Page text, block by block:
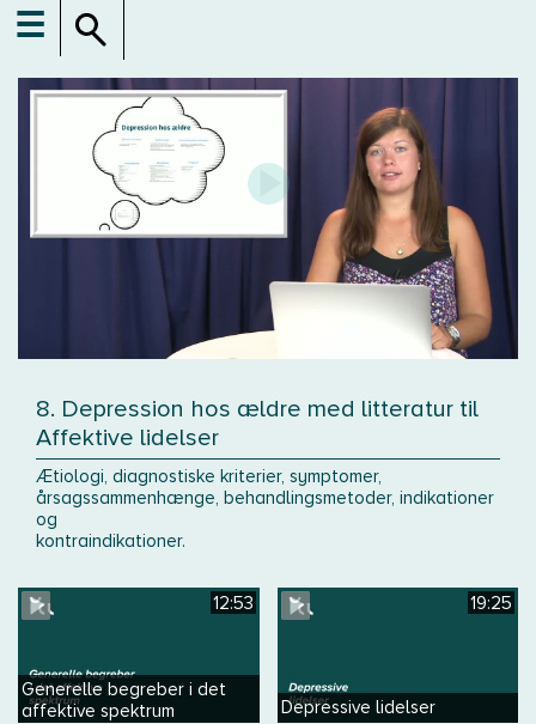
☰
8. Depression hos ældre med litteratur til
Affektive lidelser
Ætiologi, diagnostiske kriterier, symptomer,
årsagssammenhænge, behandlingsmetoder, indikationer
og
kontraindikationer.
12:53
Generelle begreber i det
affektive spektrum
19:25
Depressive lidelser